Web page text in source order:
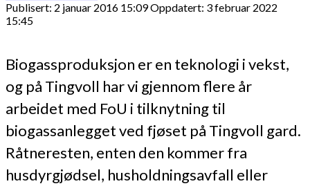
Publisert: 2 januar 2016 15:09Oppdatert: 3 februar 2022
15:45
Biogassproduksjon er en teknologi i vekst,
og på Tingvoll har vi gjennom flere år
arbeidet med FoU i tilknytning til
biogassanlegget ved fjøset på Tingvoll gard.
Råtneresten, enten den kommer fra
husdyrgjødsel, husholdningsavfall eller